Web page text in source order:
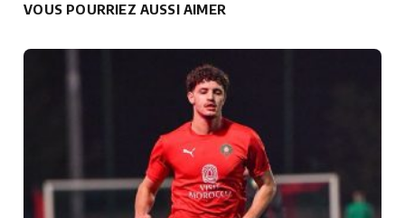
VOUS POURRIEZ AUSSI AIMER